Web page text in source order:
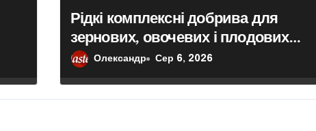
Рідкі комплексні добрива для
зернових, овочевих і плодових
культур: особливості вибору
Олександр Сер 6, 2026